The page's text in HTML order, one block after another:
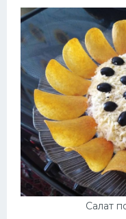
Салат